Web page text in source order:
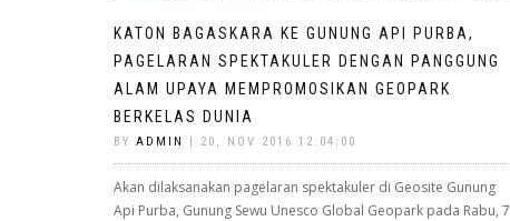
KATON BAGASKARA KE GUNUNG API PURBA,
PAGELARAN SPEKTAKULER DENGAN PANGGUNG
ALAM UPAYA MEMPROMOSIKAN GEOPARK
BERKELAS DUNIA
BY ADMIN | 20, NOV 2016 12:04:00
Akan dilaksanakan pagelaran spektakuler di Geosite Gunung
Api Purba, Gunung Sewu Unesco Global Geopark pada Rabu, 7